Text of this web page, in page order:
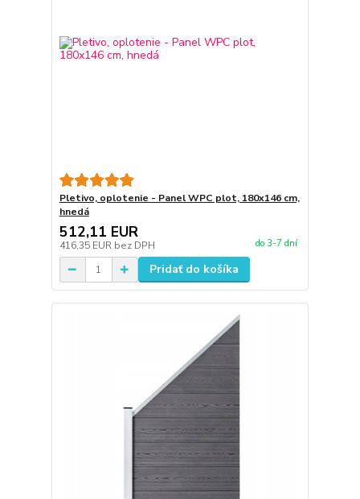
Pletivo, oplotenie - Panel WPC plot, 180x146 cm,
hnedá
512,11 EUR
416,35 EUR bez DPH do 3-7 dní
Pridať do košíka